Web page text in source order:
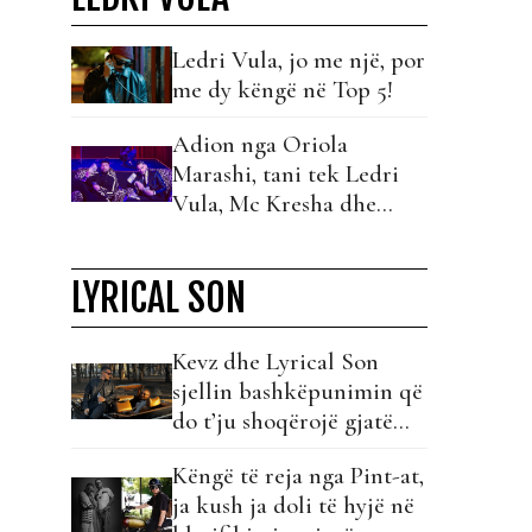
Ledri Vula, jo me një, por
me dy këngë në Top 5!
Adion nga Oriola
Marashi, tani tek Ledri
Vula, Mc Kresha dhe
LYRICAL SON
Kevz dhe Lyrical Son
sjellin bashkëpunimin që
do t’ju shoqërojë gjatë
Këngë të reja nga Pint-at,
ja kush ja doli të hyjë në